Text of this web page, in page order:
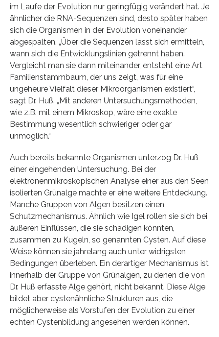
im Laufe der Evolution nur geringfügig verändert hat. Je
ähnlicher die RNA-Sequenzen sind, desto später haben
sich die Organismen in der Evolution voneinander
abgespalten. „Über die Sequenzen lässt sich ermitteln,
wann sich die Entwicklungslinien getrennt haben.
Vergleicht man sie dann miteinander, entsteht eine Art
Familienstammbaum, der uns zeigt, was für eine
ungeheure Vielfalt dieser Mikroorganismen existiert“,
sagt Dr. Huß. „Mit anderen Untersuchungsmethoden,
wie z.B. mit einem Mikroskop, wäre eine exakte
Bestimmung wesentlich schwieriger oder gar
unmöglich.“
Auch bereits bekannte Organismen unterzog Dr. Huß
einer eingehenden Untersuchung. Bei der
elektronenmikroskopischen Analyse einer aus den Seen
isolierten Grünalge machte er eine weitere Entdeckung.
Manche Gruppen von Algen besitzen einen
Schutzmechanismus. Ähnlich wie Igel rollen sie sich bei
äußeren Einflüssen, die sie schädigen könnten,
zusammen zu Kugeln, so genannten Cysten. Auf diese
Weise können sie jahrelang auch unter widrigsten
Bedingungen überleben. Ein derartiger Mechanismus ist
innerhalb der Gruppe von Grünalgen, zu denen die von
Dr. Huß erfasste Alge gehört, nicht bekannt. Diese Alge
bildet aber cystenähnliche Strukturen aus, die
möglicherweise als Vorstufen der Evolution zu einer
echten Cystenbildung angesehen werden können.